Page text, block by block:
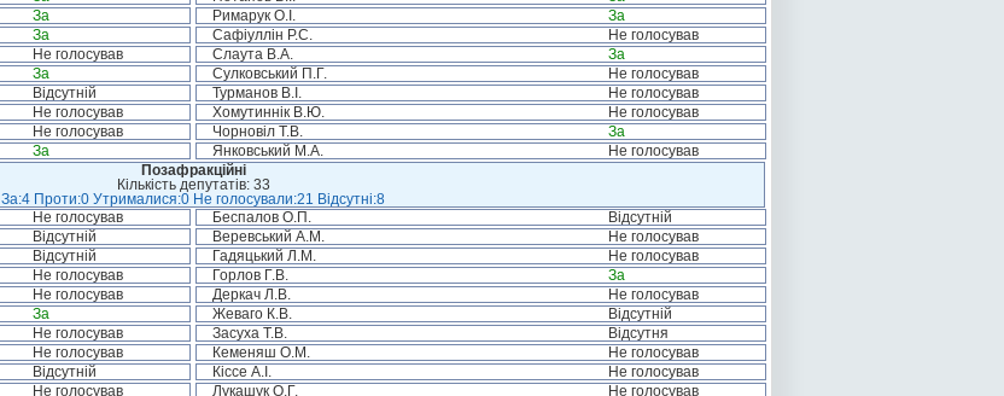
За Римарук О.І.
За
За Сафіуллін Р.С.
Не голосував
Не голосував Слаута В.А.
За
За Сулковський П.Г.
Не голосував
Відсутній Турманов В.І.
Не голосував
Не голосував Хомутиннік В.Ю.
Не голосував
Не голосував Чорновіл Т.В.
За
За Янковський М.А.
Не голосував
Позафракційні
Кількість депутатів: 33
За:4 Проти:0 Утрималися:0 Не голосували:21 Відсутні:8
Не голосував Беспалов О.П.
Відсутній
Відсутній Веревський А.М.
Не голосував
Відсутній Гадяцький Л.М.
Не голосував
Не голосував Горлов Г.В.
За
Не голосував Деркач Л.В.
Не голосував
За Жеваго К.В.
Відсутній
Не голосував Засуха Т.В.
Відсутня
Не голосував Кеменяш О.М.
Не голосував
Відсутній Кіссе А.І.
Не голосував
Не голосував Лукашук О.Г.
Не голосував